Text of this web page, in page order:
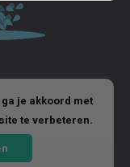
je akkoord met
te verbeteren.